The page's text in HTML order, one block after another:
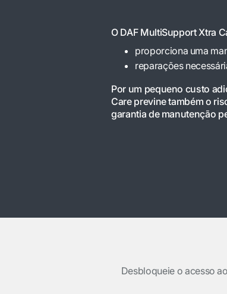
O DAF MultiSupport Xtra
proporciona uma
reparações
Por um pequeno custo
Care previne também o
garantia de manutenção
Desbloqueie o acesso